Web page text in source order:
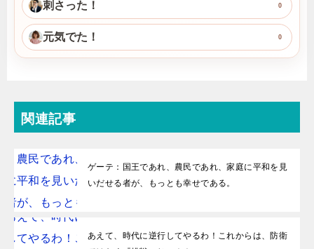
刺さった！ 0
元気でた！ 0
関連記事
ゲーテ：国王であれ、農民であれ、家庭に平和を見
いだせる者が、もっとも幸せである。
あえて、時代に逆行してやるわ！これからは、防衛